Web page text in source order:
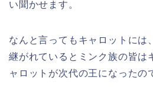
い聞かせます。
なんと言ってもキャロットには
継がれているとミンク族の皆は
ャロットが次代の王になったの